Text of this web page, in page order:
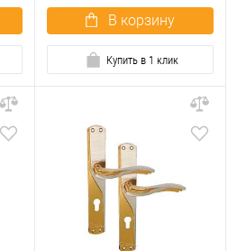
В корзину
Купить в 1 клик